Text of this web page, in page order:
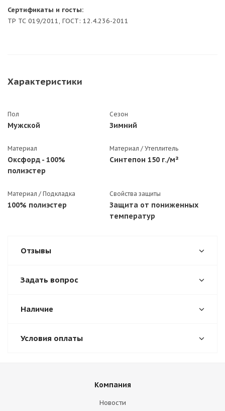
Сертификаты и госты:
ТР ТС 019/2011, ГОСТ: 12.4.236-2011
Характеристики
Пол
Мужской
Сезон
Зимний
Материал
Оксфорд - 100%
полиэстер
Материал / Утеплитель
Синтепон 150 г./м²
Материал / Подкладка
100% полиэстер
Свойства защиты
Защита от пониженных
температур
Отзывы
Задать вопрос
Наличие
Условия оплаты
Компания
Новости